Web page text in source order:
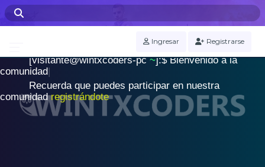
Ingresar Registrarse
WINTXCODERS Terminal
[visitante@wintxcoders-pc~]:$ .
Bienvenido a la
comunidad|
Recuerda que puedes participar en nuestra
comunidadregistrándote